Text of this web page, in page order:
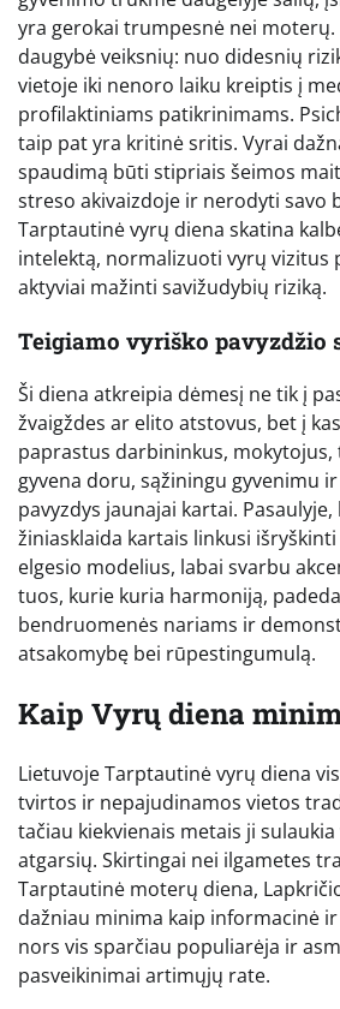
yra gerokai trumpesnė nei
daugybė veiksnių: nuo didesnių
vietoje iki nenoro laiku kreiptis į
profilaktiniams patikrinimams.
taip pat yra kritinė sritis. Vyrai
spaudimą būti stipriais šeimos
streso akivaizdoje ir nerodyti savo
Tarptautinė vyrų diena skatina
intelektą, normalizuoti vyrų vizitus
aktyviai mažinti savižudybių riziką.
Teigiamo vyriško pavyzdžio
Ši diena atkreipia dėmesį ne tik į
žvaigždes ar elito atstovus, bet į
paprastus darbininkus,
gyvena doru, sąžiningu gyvenimu
pavyzdys jaunajai kartai.
žiniasklaida kartais linkusi
elgesio modelius, labai svarbu
tuos, kurie kuria harmoniją,
bendruomenės nariams ir
atsakomybę bei rūpestingumulą.
Kaip Vyrų diena
Lietuvoje Tarptautinė vyrų diena
tvirtos ir nepajudinamos vietos
tačiau kiekvienais metais ji
atgarsių. Skirtingai nei ilgametes
Tarptautinė moterų diena,
dažniau minima kaip informacinė
nors vis sparčiau populiarėja ir
pasveikinimai artimųjų rate.